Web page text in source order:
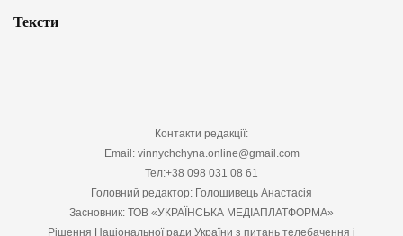
Тексти
Контакти редакції:
Email: vinnychchyna.online@gmail.com
Тел:+38 098 031 08 61
Головний редактор: Голошивець Анастасія
Засновник: ТОВ «УКРАЇНСЬКА МЕДІАПЛАТФОРМА»
Рішення Національної ради України з питань телебачення і